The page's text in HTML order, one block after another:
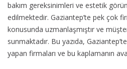
Firmalar
için
bakım gereksinimleri ve estetik
edilmektedir. Gaziantep’te pek çok
konusunda uzmanlaşmıştır ve
sunmaktadır. Bu yazıda,
yapan firmaları ve bu kaplamanın